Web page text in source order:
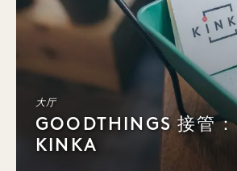
大厅
GOODTHINGS 接管：
KINKA